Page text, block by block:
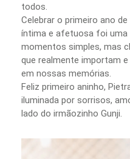
todos.
Celebrar o primeiro ano
íntima e afetuosa foi uma
momentos simples, mas
que realmente importam
em nossas memórias.
Feliz primeiro aninho,
iluminada por sorrisos,
lado do irmãozinho Gunji.